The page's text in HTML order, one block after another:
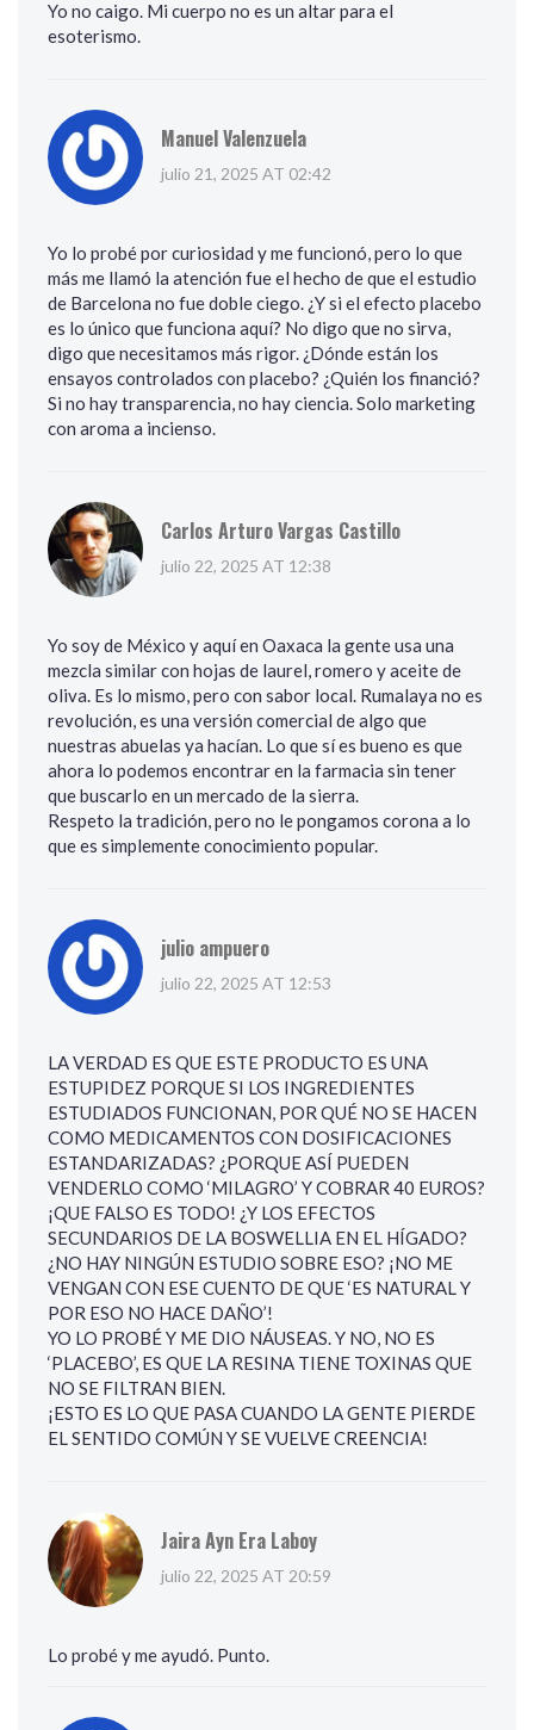
Yo no caigo. Mi cuerpo no es un altar para el
esoterismo.
Manuel Valenzuela
julio 21, 2025 AT 02:42
Yo lo probé por curiosidad y me funcionó, pero lo que
más me llamó la atención fue el hecho de que el estudio
de Barcelona no fue doble ciego. ¿Y si el efecto placebo
es lo único que funciona aquí? No digo que no sirva,
digo que necesitamos más rigor. ¿Dónde están los
ensayos controlados con placebo? ¿Quién los financió?
Si no hay transparencia, no hay ciencia. Solo marketing
con aroma a incienso.
Carlos Arturo Vargas Castillo
julio 22, 2025 AT 12:38
Yo soy de México y aquí en Oaxaca la gente usa una
mezcla similar con hojas de laurel, romero y aceite de
oliva. Es lo mismo, pero con sabor local. Rumalaya no es
revolución, es una versión comercial de algo que
nuestras abuelas ya hacían. Lo que sí es bueno es que
ahora lo podemos encontrar en la farmacia sin tener
que buscarlo en un mercado de la sierra.
Respeto la tradición, pero no le pongamos corona a lo
que es simplemente conocimiento popular.
julio ampuero
julio 22, 2025 AT 12:53
LA VERDAD ES QUE ESTE PRODUCTO ES UNA
ESTUPIDEZ PORQUE SI LOS INGREDIENTES
ESTUDIADOS FUNCIONAN, POR QUÉ NO SE HACEN
COMO MEDICAMENTOS CON DOSIFICACIONES
ESTANDARIZADAS? ¿PORQUE ASÍ PUEDEN
VENDERLO COMO ‘MILAGRO’ Y COBRAR 40 EUROS?
¡QUE FALSO ES TODO! ¿Y LOS EFECTOS
SECUNDARIOS DE LA BOSWELLIA EN EL HÍGADO?
¿NO HAY NINGÚN ESTUDIO SOBRE ESO? ¡NO ME
VENGAN CON ESE CUENTO DE QUE ‘ES NATURAL Y
POR ESO NO HACE DAÑO’!
YO LO PROBÉ Y ME DIO NÁUSEAS. Y NO, NO ES
‘PLACEBO’, ES QUE LA RESINA TIENE TOXINAS QUE
NO SE FILTRAN BIEN.
¡ESTO ES LO QUE PASA CUANDO LA GENTE PIERDE
EL SENTIDO COMÚN Y SE VUELVE CREENCIA!
Jaira Ayn Era Laboy
julio 22, 2025 AT 20:59
Lo probé y me ayudó. Punto.